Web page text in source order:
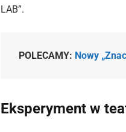
LAB”.
POLECAMY: Nowy
Eksperyment w